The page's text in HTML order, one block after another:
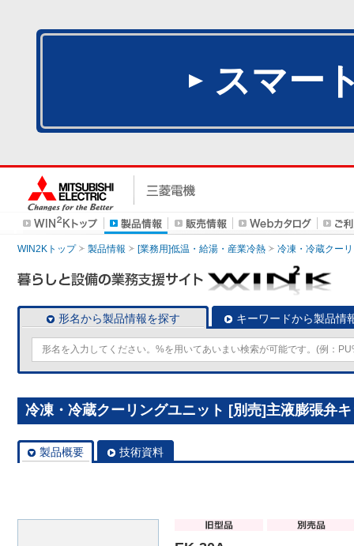
スマー
WIN2Kトップ 製品情報 [業務用]低温・給湯・産業冷熱 冷凍・冷蔵クー
形名から製品情報を探す キーワードから製品情
冷凍・冷蔵クーリングユニット [別売]主液膨張弁
製品概要 技術資料